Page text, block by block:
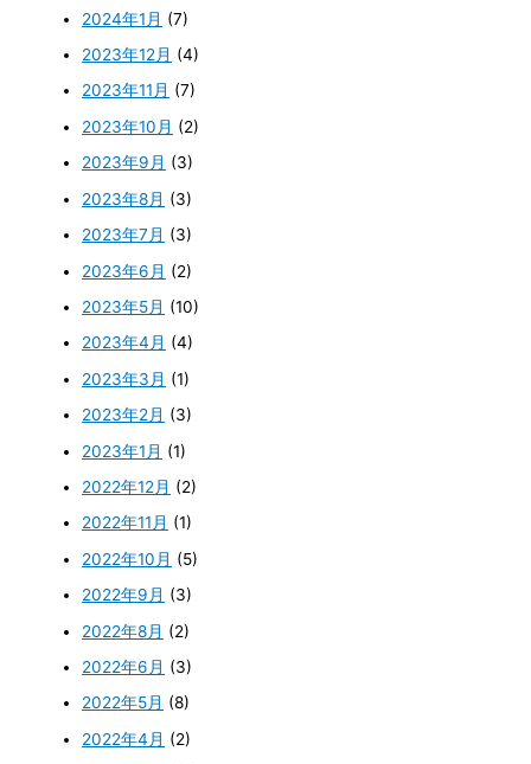
2024年1月 (7)
2023年12月 (4)
2023年11月 (7)
2023年10月 (2)
2023年9月 (3)
2023年8月 (3)
2023年7月 (3)
2023年6月 (2)
2023年5月 (10)
2023年4月 (4)
2023年3月 (1)
2023年2月 (3)
2023年1月 (1)
2022年12月 (2)
2022年11月 (1)
2022年10月 (5)
2022年9月 (3)
2022年8月 (2)
2022年6月 (3)
2022年5月 (8)
2022年4月 (2)